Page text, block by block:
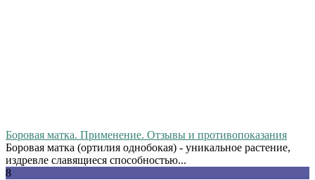
Боровая матка. Применение. Отзывы и противопоказания
Боровая матка (ортилия однобокая) - уникальное растение,
издревле славящиеся способностью...
8